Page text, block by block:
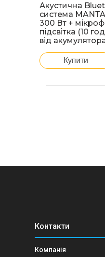
Акустична
система
300 Вт +
підсвітка (10
від
Купити